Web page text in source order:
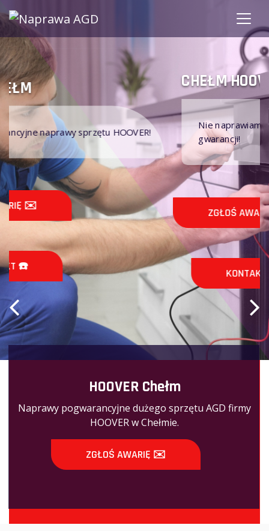
CHEŁM HOOVER
Nie naprawiamy sprzętu AGD HOOVER na
gwarancji!
ZGŁOŚ AWARIĘ ✉️
KONTAKT ☎️
HOOVER Chełm
Naprawy pogwarancyjne dużego sprzętu AGD firmy
HOOVER w Chełmie.
ZGŁOŚ AWARIĘ ✉️